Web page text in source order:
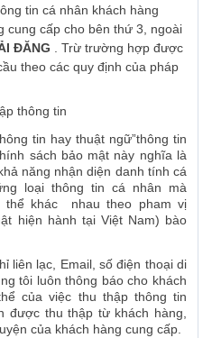
tin cá nhân khách hàng
cung cấp cho bên thứ 3, ngoài
ĐĂNG . Trừ trường hợp được
theo các quy định của pháp
thông tin
tin hay thuật ngữ”thông tin
sách bảo mật này nghĩa là
năng nhận diện danh tính cá
loại thông tin cá nhân mà
thể khác nhau theo pham vị
hiện hành tại Việt Nam) bào
liên lạc, Email, số điện thoại di
tôi luôn thông báo cho khách
của việc thu thập thông tin
được thu thập từ khách hàng,
của khách hàng cung cấp.